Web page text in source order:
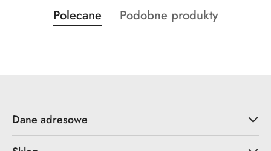
Pomiń karuzelę produktów
Produkty
o
Polecane
Produkty
Podobne produkty
Dane adresowe